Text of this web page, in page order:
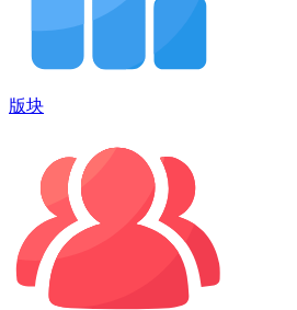
版块